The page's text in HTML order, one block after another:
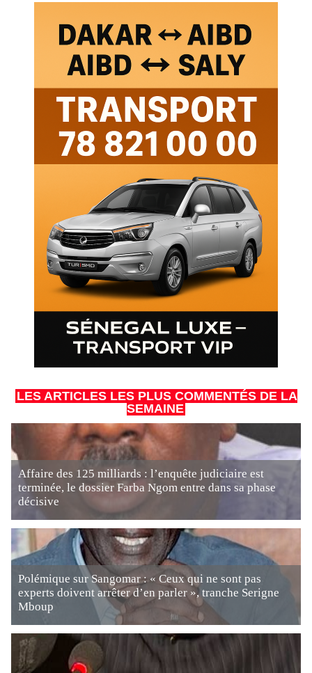
LES ARTICLES LES PLUS COMMENTÉS DE LA
SEMAINE
Affaire des 125 milliards : l’enquête judiciaire est
terminée, le dossier Farba Ngom entre dans sa phase
décisive
Polémique sur Sangomar : « Ceux qui ne sont pas
experts doivent arrêter d’en parler », tranche Serigne
Mboup